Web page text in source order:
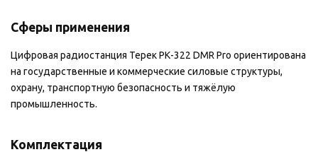
Сферы применения
Цифровая радиостанция Терек РК-322 DMR Pro ориентирована
на государственные и коммерческие силовые структуры,
охрану, транспортную безопасность и тяжёлую
промышленность.
Комплектация